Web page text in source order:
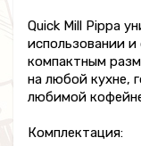
Quick Mill Pippa
использовании
компактным
на любой кухне,
любимой
Комплектация: